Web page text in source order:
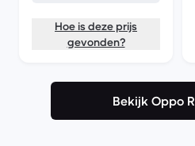
Hoe is deze prijs
gevonden?
Bekijk Oppo